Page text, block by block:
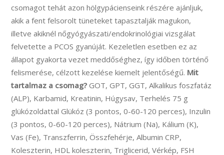
csomagot tehát azon hölgypácienseink részére ajánljuk,
akik a fent felsorolt tüneteket tapasztalják magukon,
illetve akiknél nőgyógyászati/endokrinológiai vizsgálat
felvetette a PCOS gyanúját. Kezeletlen esetben ez az
állapot gyakorta vezet meddőséghez, így időben történő
felismerése, célzott kezelése kiemelt jelentőségű. Mit
tartalmaz a csomag? GOT, GPT, GGT, Alkalikus foszfatáz
(ALP), Karbamid, Kreatinin, Húgysav, Terhelés 75 g
glükózoldattal Glükóz (3 pontos, 0-60-120 perces), Inzulin
(3 pontos, 0-60-120 perces), Nátrium (Na), Kálium (K),
Vas (Fe), Transzferrin, Összfehérje, Albumin CRP,
Koleszterin, HDL koleszterin, Triglicerid, Vérkép, FSH